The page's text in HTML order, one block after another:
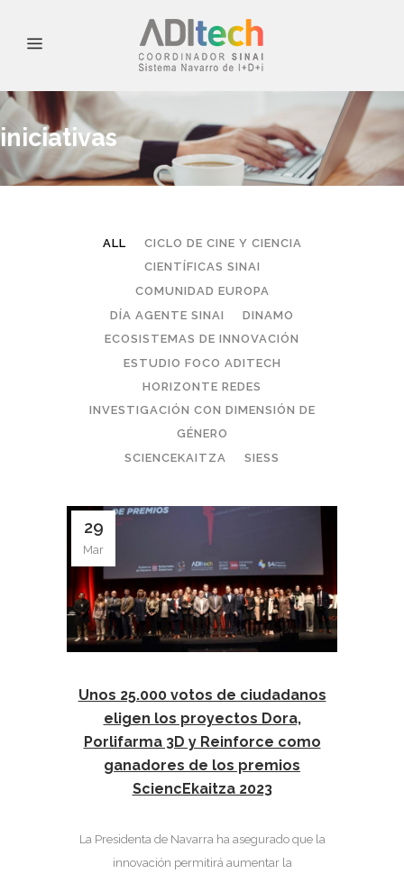
iniciativas
ALL
CICLO DE CINE Y CIENCIA
CIENTÍFICAS SINAI
COMUNIDAD EUROPA
DÍA AGENTE SINAI
DINAMO
ECOSISTEMAS DE INNOVACIÓN
ESTUDIO FOCO ADITECH
HORIZONTE REDES
INVESTIGACIÓN CON DIMENSIÓN DE
GÉNERO
SCIENCEKAITZA
SIESS
29
Mar
Unos 25.000 votos de ciudadanos
eligen los proyectos Dora,
Porlifarma 3D y Reinforce como
ganadores de los premios
SciencEkaitza 2023
La Presidenta de Navarra ha asegurado que la
innovación permitirá aumentar la